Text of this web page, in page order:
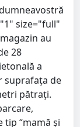
size="full"
au
28
a
suprafața de
pătrați.
“mamă și